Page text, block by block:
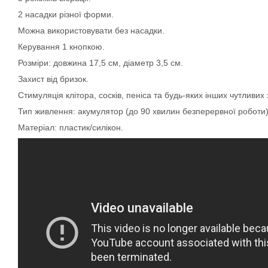
2 насадки різної форми.
Можна використовувати без насадки.
Керування 1 кнопкою.
Розміри: довжина 17,5 см, діаметр 3,5 см.
Захист від бризок.
Стимуляція клітора, сосків, пеніса та будь-яких інших чутливих
Тип живлення: акумулятор (до 90 хвилин безперервної роботи).
Матеріал: пластик/силікон.